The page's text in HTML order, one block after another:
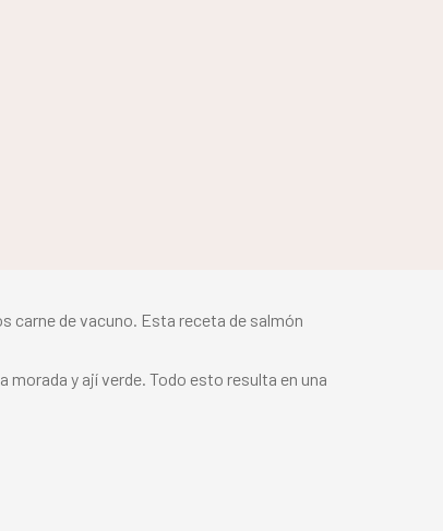
carne de vacuno. Esta receta de salmón
y ají verde. Todo esto resulta en una